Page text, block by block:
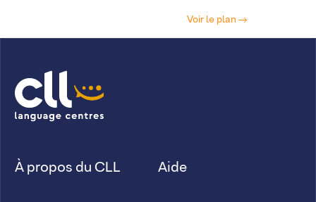
Voir le plan
À propos du CLL Aide